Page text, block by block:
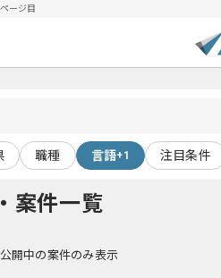
ージ目
職種 言語+1 注目条件
案件一覧
公開中の案件のみ表示